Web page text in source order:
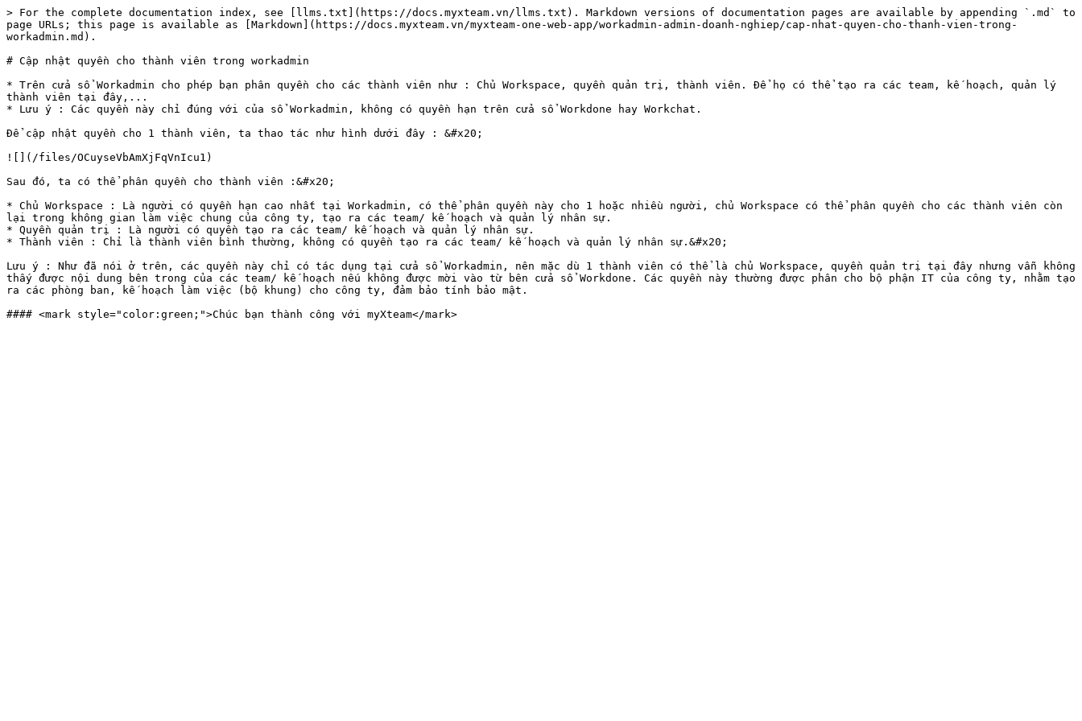
> For the complete documentation index, see [llms.txt](https://docs.myxteam.vn/llms.txt). Markdown versions of documentation pages are available by appending `.md` to
page URLs; this page is available as [Markdown](https://docs.myxteam.vn/myxteam-one-web-app/workadmin-admin-doanh-nghiep/cap-nhat-quyen-cho-thanh-vien-trong-
workadmin.md).
# Cập nhật quyền cho thành viên trong workadmin
* Trên cửa sổ Workadmin cho phép bạn phân quyền cho các thành viên như : Chủ Workspace, quyền quản trị, thành viên. Để họ có thể tạo ra các team, kế hoạch, quản lý
thành viên tại đây,...
* Lưu ý : Các quyền này chỉ đúng với của sổ Workadmin, không có quyền hạn trên cửa sổ Workdone hay Workchat.
Để cập nhật quyền cho 1 thành viên, ta thao tác như hình dưới đây : &#x20;
![](/files/OCuyseVbAmXjFqVnIcu1)
Sau đó, ta có thể phân quyền cho thành viên :&#x20;
* Chủ Workspace : Là người có quyền hạn cao nhất tại Workadmin, có thể phân quyền này cho 1 hoặc nhiều người, chủ Workspace có thể phân quyền cho các thành viên còn
lại trong không gian làm việc chung của công ty, tạo ra các team/ kế hoạch và quản lý nhân sự.
* Quyền quản trị : Là người có quyền tạo ra các team/ kế hoạch và quản lý nhân sự.
* Thành viên : Chỉ là thành viên bình thường, không có quyền tạo ra các team/ kế hoạch và quản lý nhân sự.&#x20;
Lưu ý : Như đã nói ở trên, các quyền này chỉ có tác dụng tại cửa sổ Workadmin, nên mặc dù 1 thành viên có thể là chủ Workspace, quyền quản trị tại đây nhưng vẫn không
thấy được nội dung bên trong của các team/ kế hoạch nếu không được mời vào từ bên cửa sổ Workdone. Các quyền này thường được phân cho bộ phận IT của công ty, nhằm tạo
ra các phòng ban, kế hoạch làm việc (bộ khung) cho công ty, đảm bảo tính bảo mật.